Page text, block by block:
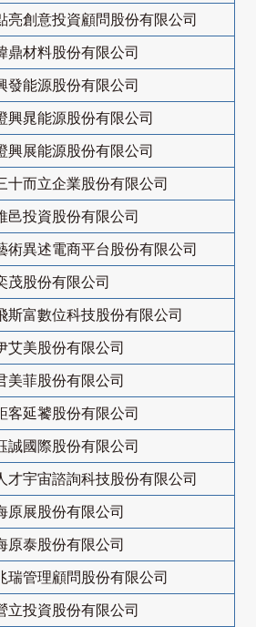
亮創意投資顧問股份有限公司
鼎材料股份有限公司
發能源股份有限公司
興晁能源股份有限公司
興展能源股份有限公司
十而立企業股份有限公司
邑投資股份有限公司
術異述電商平台股份有限公司
茂股份有限公司
斯富數位科技股份有限公司
艾美股份有限公司
美菲股份有限公司
客延饕股份有限公司
誠國際股份有限公司
才宇宙諮詢科技股份有限公司
原展股份有限公司
原泰股份有限公司
瑞管理顧問股份有限公司
立投資股份有限公司